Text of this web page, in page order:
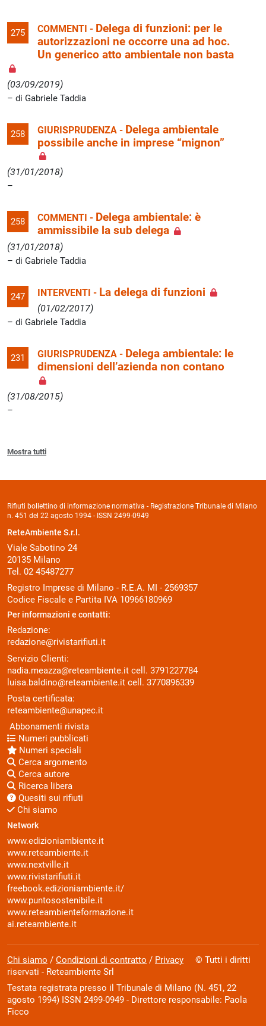
275 COMMENTI - Delega di funzioni: per le
autorizzazioni ne occorre una ad hoc.
Un generico atto ambientale non basta
(03/09/2019)
di Gabriele Taddia
258 GIURISPRUDENZA - Delega ambientale
possibile anche in imprese “mignon”
(31/01/2018)
258 COMMENTI - Delega ambientale: è
ammissibile la sub delega
(31/01/2018)
di Gabriele Taddia
247 INTERVENTI - La delega di funzioni
(01/02/2017)
di Gabriele Taddia
231 GIURISPRUDENZA - Delega ambientale: le
dimensioni dell’azienda non contano
(31/08/2015)
Mostra tutti
Rifiuti bollettino di informazione normativa - Registrazione Tribunale di Milano
n. 451 del 22 agosto 1994 - ISSN 2499-0949
ReteAmbiente S.r.l.
Viale Sabotino 24
20135 Milano
Tel. 02 45487277
Registro Imprese di Milano - R.E.A. MI - 2569357
Codice Fiscale e Partita IVA 10966180969
Per informazioni e contatti:
Redazione:
redazione@rivistarifiuti.it
Servizio Clienti:
nadia.meazza@reteambiente.it cell. 3791227784
luisa.baldino@reteambiente.it cell. 3770896339
Posta certificata:
reteambiente@unapec.it
Abbonamenti rivista
Numeri pubblicati
Numeri speciali
Cerca argomento
Cerca autore
Ricerca libera
Quesiti sui rifiuti
Chi siamo
Network
www.edizioniambiente.it
www.reteambiente.it
www.nextville.it
www.rivistarifiuti.it
freebook.edizioniambiente.it/
www.puntosostenibile.it
www.reteambienteformazione.it
ai.reteambiente.it
Chi siamo / Condizioni di contratto / Privacy © Tutti i diritti
riservati - Reteambiente Srl
Testata registrata presso il Tribunale di Milano (N. 451, 22
agosto 1994) ISSN 2499-0949 - Direttore responsabile: Paola
Ficco